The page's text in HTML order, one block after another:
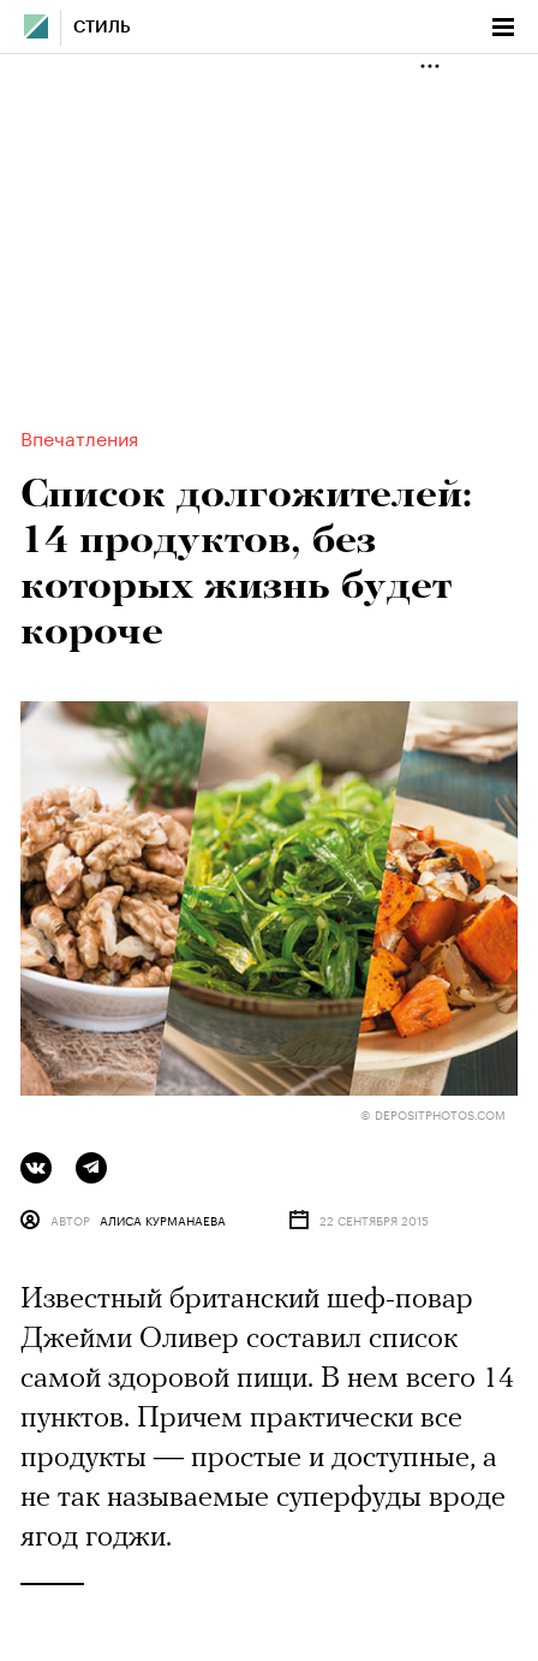
СТИЛЬ
Впечатления
Список долгожителей:
14 продуктов, без
которых жизнь будет
короче
© DEPOSITPHOTOS.COM
АВТОР АЛИСА КУРМАНАЕВА 22 СЕНТЯБРЯ 2015
Известный британский шеф-повар
Джейми Оливер составил список
самой здоровой пищи. В нем всего 14
пунктов. Причем практически все
продукты — простые и доступные, а
не так называемые суперфуды вроде
ягод годжи.